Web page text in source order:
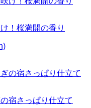
！桜満開の香り
宿さっぱり仕立て